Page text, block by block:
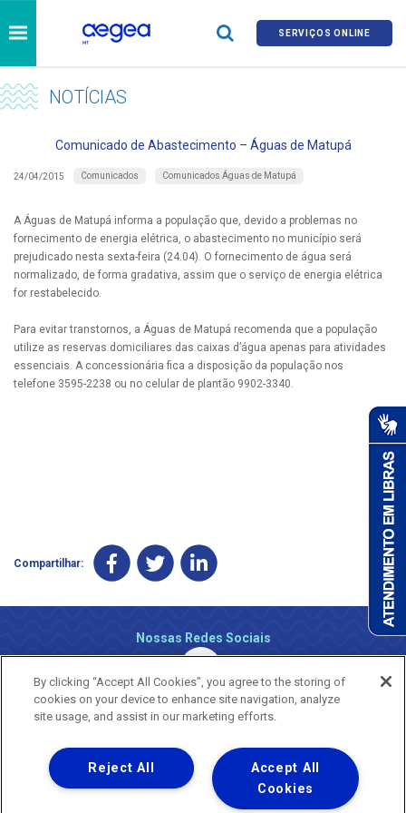
SERVIÇOS ONLINE
NOTÍCIAS
Comunicado de Abastecimento – Águas de Matupá
24/04/2015 Comunicados Comunicados Águas de Matupá
A Águas de Matupá informa a população que, devido a problemas no
fornecimento de energia elétrica, o abastecimento no município será
prejudicado nesta sexta-feira (24.04). O fornecimento de água será
normalizado, de forma gradativa, assim que o serviço de energia elétrica
for restabelecido.
Para evitar transtornos, a Águas de Matupá recomenda que a população
utilize as reservas domiciliares das caixas d’água apenas para atividades
essenciais. A concessionária fica a disposição da população nos
telefone 3595-2238 ou no celular de plantão 9902-3340.
Compartilhar:
Nossas Redes Sociais
Uma empresa
Copyright ® 2026 - Todos os Direitos Reservados.
By clicking “Accept All Cookies”, you agree to the storing of
cookies on your device to enhance site navigation, analyze
site usage, and assist in our marketing efforts.
Accept All
Cookies
Reject All